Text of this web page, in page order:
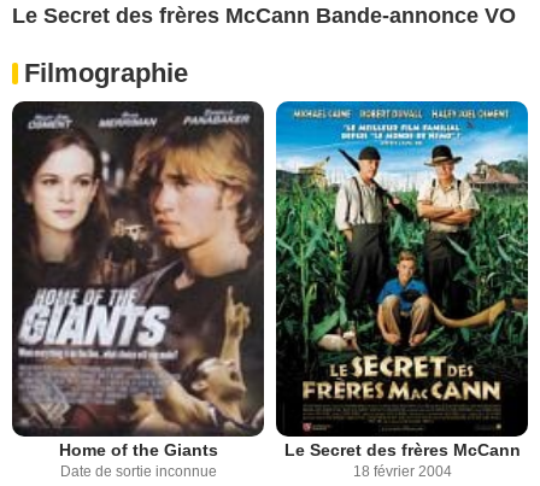
Le Secret des frères McCann Bande-annonce VO
Filmographie
Home of the Giants
Date de sortie inconnue
Le Secret des frères McCann
18 février 2004